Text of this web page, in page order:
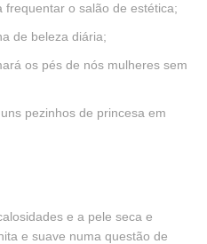
o salão de estética;
de beleza diária;
os pés de nós mulheres sem
pezinhos de princesa em
e a pele seca e
e suave numa questão de